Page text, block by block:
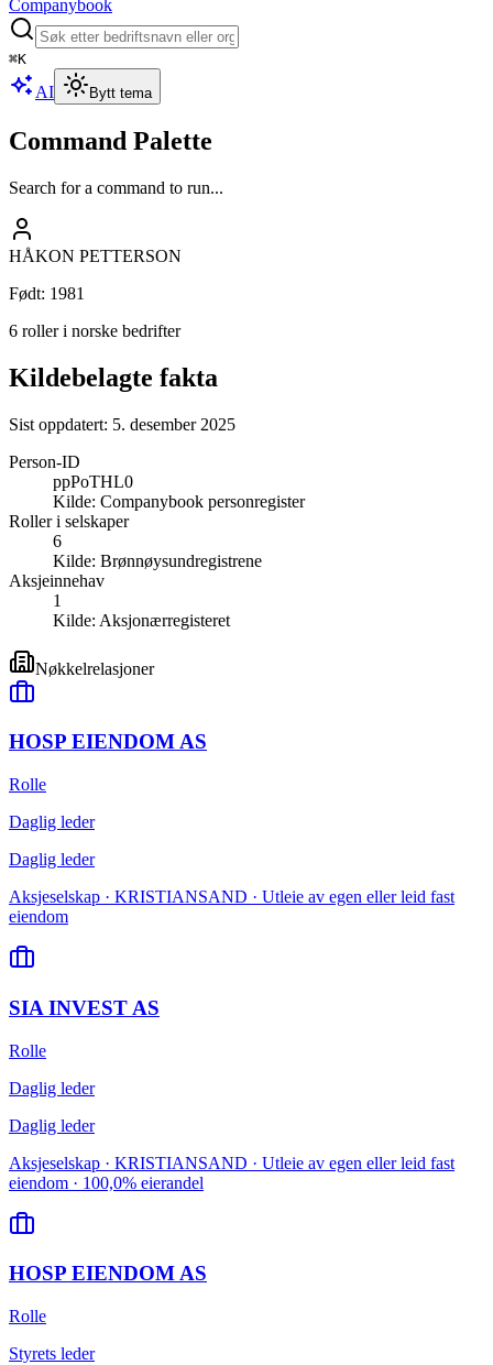
Companybook
⌘K
AI Bytt tema
Command Palette
Search for a command to run...
HÅKON PETTERSON
Født: 1981
6 roller i norske bedrifter
Kildebelagte fakta
Sist oppdatert: 5. desember 2025
Person-ID
ppPoTHL0
Kilde: Companybook personregister
Roller i selskaper
6
Kilde: Brønnøysundregistrene
Aksjeinnehav
1
Kilde: Aksjonærregisteret
Nøkkelrelasjoner
HOSP EIENDOM AS
Rolle
Daglig leder
Daglig leder
Aksjeselskap · KRISTIANSAND · Utleie av egen eller leid fast
eiendom
SIA INVEST AS
Rolle
Daglig leder
Daglig leder
Aksjeselskap · KRISTIANSAND · Utleie av egen eller leid fast
eiendom · 100,0% eierandel
HOSP EIENDOM AS
Rolle
Styrets leder